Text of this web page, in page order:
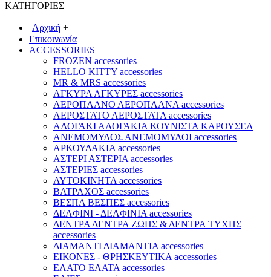
ΚΑΤΗΓΟΡΙΕΣ
Αρχική +
Επικοινωνία +
ACCESSORIES
FROZEN accessories
HELLO KITTY accessories
MR & MRS accessories
ΑΓΚΥΡΑ ΑΓΚΥΡΕΣ accessories
ΑΕΡΟΠΛΑΝΟ ΑΕΡΟΠΛΑΝΑ accessories
ΑΕΡΟΣΤΑΤΟ ΑΕΡΟΣΤΑΤΑ accessories
ΑΛΟΓΑΚΙ ΑΛΟΓΑΚΙΑ ΚΟΥΝΙΣΤΑ ΚΑΡΟΥΣΕΛ
ΑΝΕΜΟΜΥΛΟΣ ΑΝΕΜΟΜΥΛΟΙ accessories
ΑΡΚΟΥΔΑΚΙΑ accessories
ΑΣΤΕΡΙ ΑΣΤΕΡΙΑ accessories
ΑΣΤΕΡΙΕΣ accessories
ΑΥΤΟΚΙΝΗΤΑ accessories
ΒΑΤΡΑΧΟΣ accessories
ΒΕΣΠΑ ΒΕΣΠΕΣ accessories
ΔΕΛΦΙΝΙ - ΔΕΛΦΙΝΙΑ accessories
ΔΕΝΤΡΑ ΔΕΝΤΡΑ ΖΩΗΣ & ΔΕΝΤΡΑ ΤΥΧΗΣ
accessories
ΔΙΑΜΑΝΤΙ ΔΙΑΜΑΝΤΙΑ accessories
ΕΙΚΟΝΕΣ - ΘΡΗΣΚΕΥΤΙΚΑ accessories
ΕΛΑΤΟ ΕΛΑΤΑ accessories